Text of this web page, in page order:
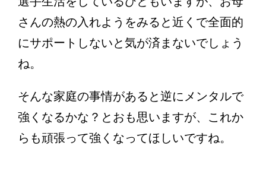
さんの熱の入れようをみると近くで全面的
にサポートしないと気が済まないでしょう
ね。
そんな家庭の事情があると逆にメンタルで
強くなるかな？とおも思いますが、これか
らも頑張って強くなってほしいですね。